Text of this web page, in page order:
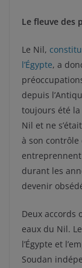
Le fleuve des
Le Nil,
l’Égypte, a
depuis
toujours été
Nil et ne
à son contrôle
durant les
devenir
Deux accords
eaux du Nil.
l’Égypte et
Soudan